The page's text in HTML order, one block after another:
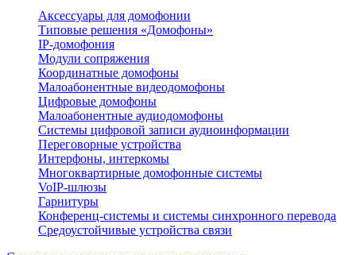
Аксессуары для домофонии
Типовые решения «Домофоны»
IP-домофония
Модули сопряжения
Координатные домофоны
Малоабонентные видеодомофоны
Цифровые домофоны
Малоабонентные аудиодомофоны
Системы цифровой записи аудиоинформации
Переговорные устройства
Интерфоны, интеркомы
Многоквартирные домофонные системы
VoIP-шлюзы
Гарнитуры
Конференц-системы и системы синхронного перевода
Средоустойчивые устройства связи